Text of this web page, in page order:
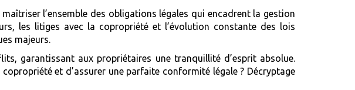
l’ensemble des obligations légales qui encadrent la gestion
les litiges avec la copropriété et l’évolution constante des lois
majeurs.
garantissant aux propriétaires une tranquillité d’esprit absolue.
et d’assurer une parfaite conformité légale ? Décryptage